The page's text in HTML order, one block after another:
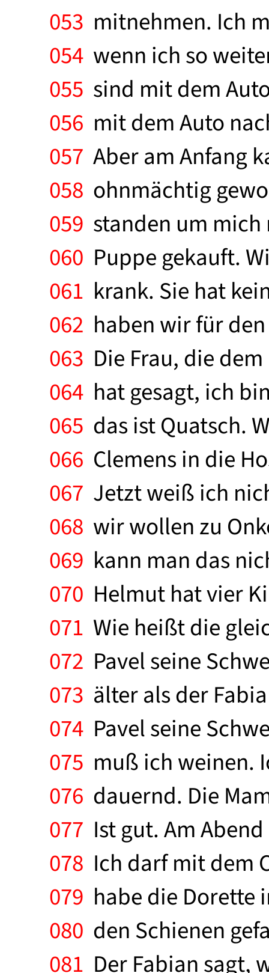
053 mitnehmen. Ich
054 wenn ich so
055 sind mit dem
056 mit dem Auto
057 Aber am Anfang
058 ohnmächtig
059 standen um
060 Puppe gekauft.
061 krank. Sie hat
062 haben wir für
063 Die Frau, die
064 hat gesagt, ich
065 das ist Quatsch.
066 Clemens in die
067 Jetzt weiß ich
068 wir wollen zu
069 kann man das
070 Helmut hat vier
071 Wie heißt die
072 Pavel seine
073 älter als der
074 Pavel seine
075 muß ich weinen.
076 dauernd. Die
077 Ist gut. Am
078 Ich darf mit dem
079 habe die Dorette
080 den Schienen
081 Der Fabian sagt,